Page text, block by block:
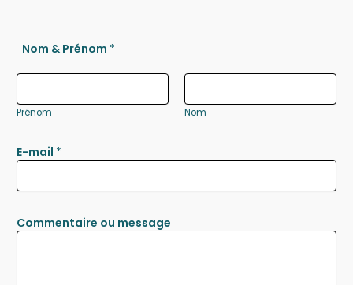
Nom & Prénom *
Prénom Nom
E-mail *
Commentaire ou message